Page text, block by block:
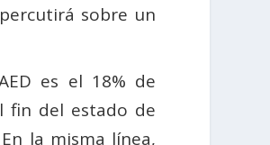
sobre un
es el 18% de
fin del estado de
la misma línea,